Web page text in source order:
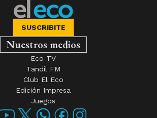
SUSCRIBITE
Nuestros medios
Eco TV
Tandil FM
Club El Eco
Edición Impresa
Juegos